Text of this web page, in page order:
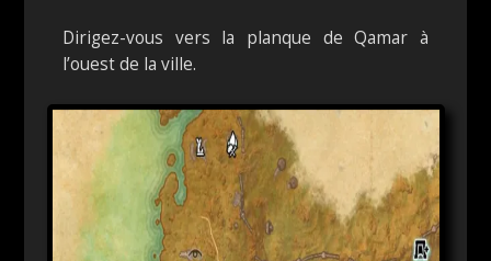
Dirigez-vous vers la planque de Qamar à
l’ouest de la ville.